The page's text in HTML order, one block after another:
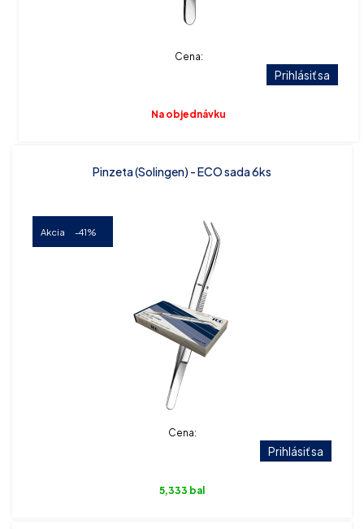
Cena:
Prihlásiť sa
Na objednávku
Pinzeta (Solingen) - ECO sada 6ks
Akcia -41%
Cena:
Prihlásiť sa
5,333 bal